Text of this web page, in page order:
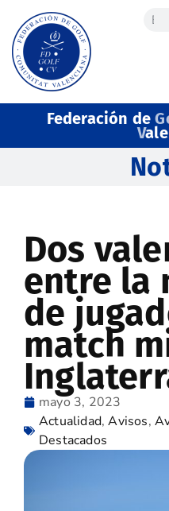
Federación de
V
Dos
entre la
de
match
mayo 3, 2023
Actualidad,Avisos,
Destacados